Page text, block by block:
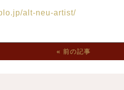
alt-neu-artist/
« 前の記事